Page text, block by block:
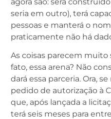
seria em outro), terá
pessoas e manterá o
praticamente não há
As coisas parecem muito
fato, essa arena? Não
dará essa parceria. Ora,
pedido de autorização à
que, após lançada a
terá seis meses para